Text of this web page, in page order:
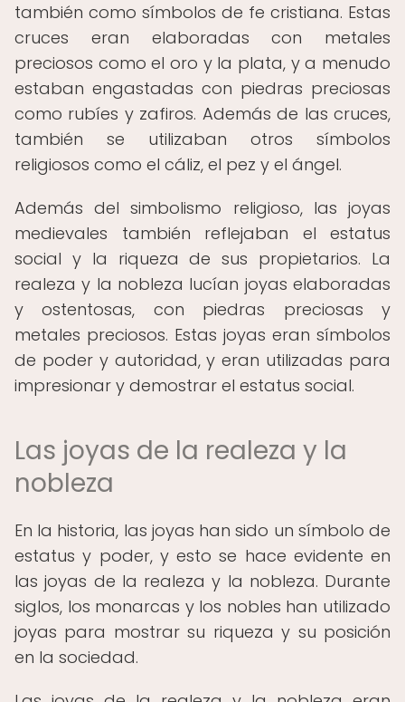
también como símbolos de fe cristiana. Estas
cruces eran elaboradas con metales
preciosos como el oro y la plata, y a menudo
estaban engastadas con piedras preciosas
como rubíes y zafiros. Además de las cruces,
también se utilizaban otros símbolos
religiosos como el cáliz, el pez y el ángel.
Además del simbolismo religioso, las joyas
medievales también reflejaban el estatus
social y la riqueza de sus propietarios. La
realeza y la nobleza lucían joyas elaboradas
y ostentosas, con piedras preciosas y
metales preciosos. Estas joyas eran símbolos
de poder y autoridad, y eran utilizadas para
impresionar y demostrar el estatus social.
Las joyas de la realeza y la
nobleza
En la historia, las joyas han sido un símbolo de
estatus y poder, y esto se hace evidente en
las joyas de la realeza y la nobleza. Durante
siglos, los monarcas y los nobles han utilizado
joyas para mostrar su riqueza y su posición
en la sociedad.